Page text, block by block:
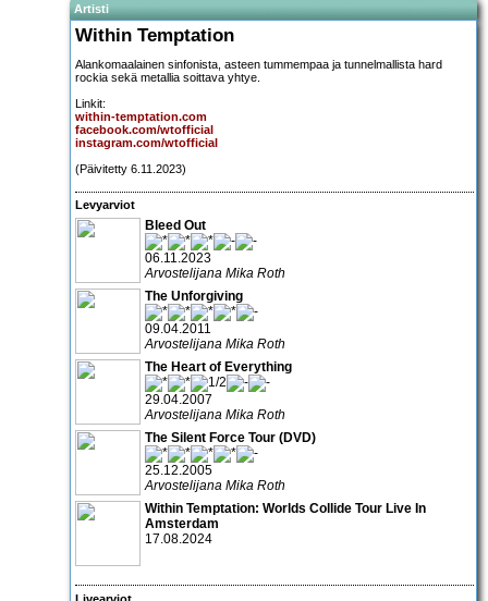
Artisti
Within Temptation
Alankomaalainen sinfonista, asteen tummempaa ja tunnelmallista hard
rockia sekä metallia soittava yhtye.
Linkit:
within-temptation.com
facebook.com/wtofficial
instagram.com/wtofficial
(Päivitetty 6.11.2023)
Levyarviot
Bleed Out
06.11.2023
Arvostelijana Mika Roth
The Unforgiving
09.04.2011
Arvostelijana Mika Roth
The Heart of Everything
29.04.2007
Arvostelijana Mika Roth
The Silent Force Tour (DVD)
25.12.2005
Arvostelijana Mika Roth
Within Temptation: Worlds Collide Tour Live In
Amsterdam
17.08.2024